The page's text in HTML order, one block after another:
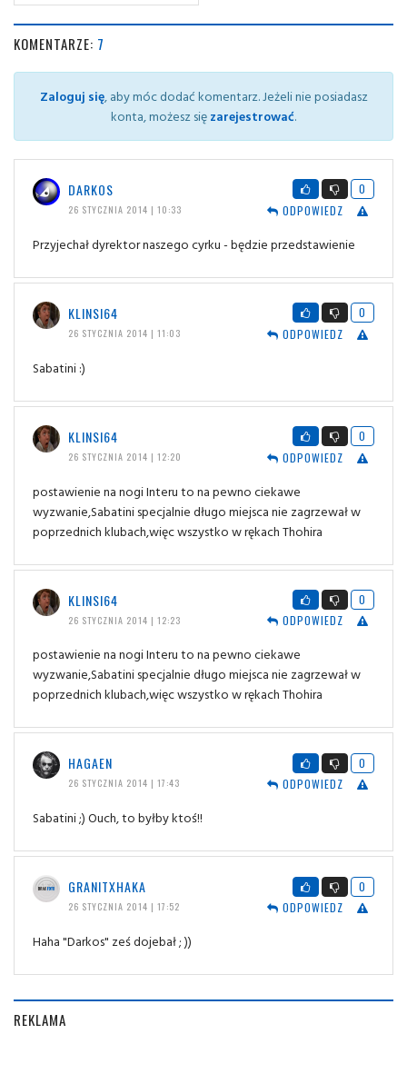
KOMENTARZE: 7
Zaloguj się, aby móc dodać komentarz. Jeżeli nie posiadasz
konta, możesz sięzarejestrować.
DARKOS
26 STYCZNIA 2014 | 10:33
0
ODPOWIEDZ
Przyjechał dyrektor naszego cyrku - będzie przedstawienie
KLINSI64
26 STYCZNIA 2014 | 11:03
0
ODPOWIEDZ
Sabatini :)
KLINSI64
26 STYCZNIA 2014 | 12:20
0
ODPOWIEDZ
postawienie na nogi Interu to na pewno ciekawe
wyzwanie,Sabatini specjalnie długo miejsca nie zagrzewał w
poprzednich klubach,więc wszystko w rękach Thohira
KLINSI64
26 STYCZNIA 2014 | 12:23
0
ODPOWIEDZ
postawienie na nogi Interu to na pewno ciekawe
wyzwanie,Sabatini specjalnie długo miejsca nie zagrzewał w
poprzednich klubach,więc wszystko w rękach Thohira
HAGAEN
26 STYCZNIA 2014 | 17:43
0
ODPOWIEDZ
Sabatini ;) Ouch, to byłby ktoś!!
GRANITXHAKA
26 STYCZNIA 2014 | 17:52
0
ODPOWIEDZ
Haha "Darkos" ześ dojebał ; ))
REKLAMA